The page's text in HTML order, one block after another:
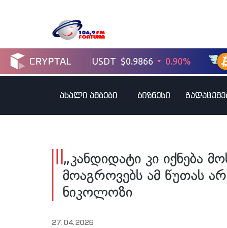
ახალი ამბები ბიზნესი
„კანდიდატი კი იქნება
მოაგროვებს ამ წუთას
ნიკოლოზი
27.04.2026